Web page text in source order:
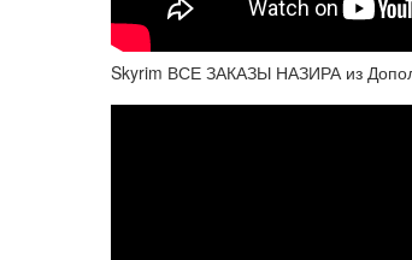
Skyrim ВСЕ ЗАКАЗЫ НАЗИРА из